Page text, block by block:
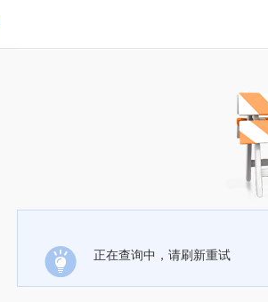
正在查询中，请刷新重试